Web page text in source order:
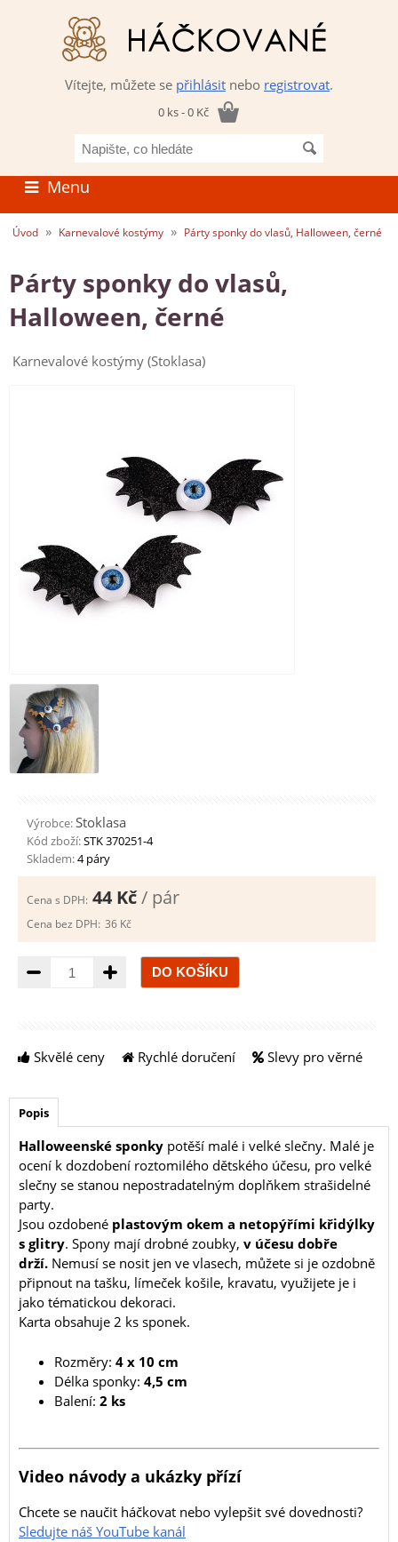
Vítejte, můžete se přihlásit nebo registrovat.
0 ks - 0 Kč
co
hledáte
Menu
Úvod » Karnevalové kostýmy » Párty sponky do vlasů, Halloween, černé
Párty sponky do vlasů,
Halloween, černé
Karnevalové kostýmy (Stoklasa)
Výrobce:Stoklasa
Kód zboží:STK 370251-4
Skladem:4 páry
Cena s DPH: 44 Kč/ pár
Cena bez DPH: 36 Kč
Množství
Skvělé ceny Rychlé doručení Slevy pro věrné
Popis
Halloweenské sponky potěší malé i velké slečny. Malé je
ocení k dozdobení roztomilého dětského účesu, pro velké
slečny se stanou nepostradatelným doplňkem strašidelné
party.
Jsou ozdobené plastovým okem a netopýřími křidýlky
s glitry. Spony mají drobné zoubky, v účesu dobře
drží. Nemusí se nosit jen ve vlasech, můžete si je ozdobně
připnout na tašku, límeček košile, kravatu, využijete je i
jako tématickou dekoraci.
Karta obsahuje 2 ks sponek.
Rozměry: 4 x 10 cm
Délka sponky: 4,5 cm
Balení: 2 ks
Video návody a ukázky přízí
Chcete se naučit háčkovat nebo vylepšit své dovednosti?
Sledujte náš YouTube kanál